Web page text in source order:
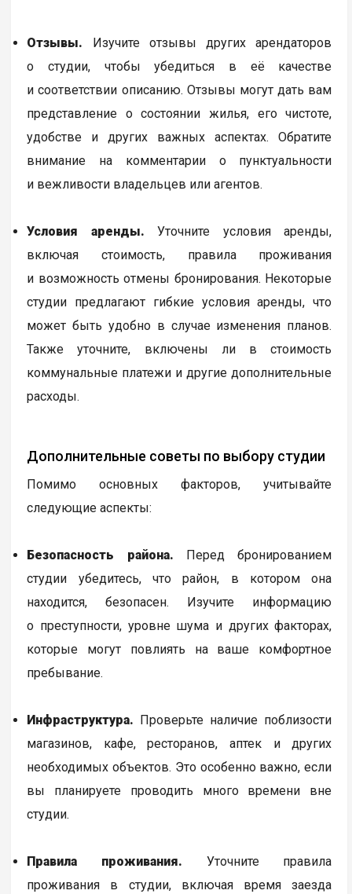
Отзывы. Изучите отзывы других арендаторов
о студии, чтобы убедиться в её качестве
и соответствии описанию. Отзывы могут дать вам
представление о состоянии жилья, его чистоте,
удобстве и других важных аспектах. Обратите
внимание на комментарии о пунктуальности
и вежливости владельцев или агентов.
Условия аренды. Уточните условия аренды,
включая стоимость, правила проживания
и возможность отмены бронирования. Некоторые
студии предлагают гибкие условия аренды, что
может быть удобно в случае изменения планов.
Также уточните, включены ли в стоимость
коммунальные платежи и другие дополнительные
расходы.
Дополнительные советы по выбору студии
Помимо основных факторов, учитывайте
следующие аспекты:
Безопасность района. Перед бронированием
студии убедитесь, что район, в котором она
находится, безопасен. Изучите информацию
о преступности, уровне шума и других факторах,
которые могут повлиять на ваше комфортное
пребывание.
Инфраструктура. Проверьте наличие поблизости
магазинов, кафе, ресторанов, аптек и других
необходимых объектов. Это особенно важно, если
вы планируете проводить много времени вне
студии.
Правила проживания. Уточните правила
проживания в студии, включая время заезда